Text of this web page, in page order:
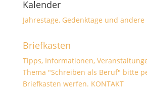
Kalender
Jahrestage, Gedenktage und andere
Briefkasten
Tipps, Informationen,
Thema "Schreiben als Beruf" bitte
Briefkasten werfen. KONTAKT